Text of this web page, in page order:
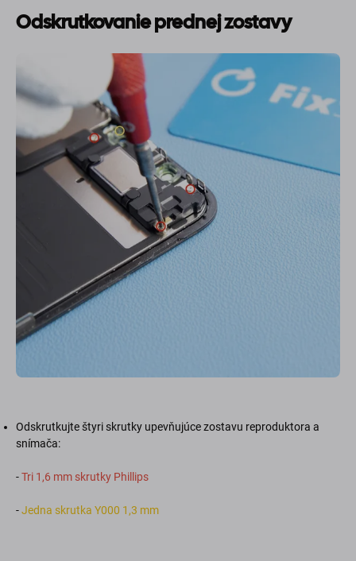
Odskrutkovanie prednej zostavy
Odskrutkujte štyri skrutky upevňujúce zostavu reproduktora a
snímača:
-Tri 1,6 mm skrutky Phillips
-Jedna skrutka Y000 1,3 mm